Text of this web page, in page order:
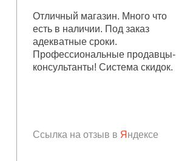
Ссылка на отзыв в Я ндексе
Отличный магазин. Много что
есть в наличии. Под заказ
адекватные сроки.
Профессиональные продавцы-
консультанты! Система скидок.